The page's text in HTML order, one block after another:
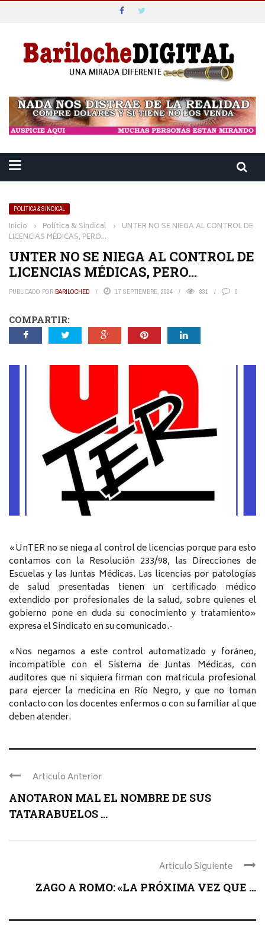
POLÍTICA & SINDICAL
Inicio › Política & Sindical › UNTER NO SE NIEGA AL CONTROL DE
LICENCIAS MÉDICAS, PERO…
UNTER NO SE NIEGA AL CONTROL DE
LICENCIAS MÉDICAS, PERO…
PUBLICADO POR BARILOCHED 17 SEPTIEMBRE, 2024 831 0
COMPARTIR:
«UnTER no se niega al control de licencias porque para esto
contamos con la Resolución 233/98, las Direcciones de
Escuelas y las Juntas Médicas. Las licencias por patologías
de salud presentadas tienen un certificado médico
extendido por profesionales de la salud, sobre quienes el
gobierno pone en duda su conocimiento y tratamiento»
expresa el Sindicato en su comunicado.-
«Nos negamos a este control automatizado y foráneo,
incompatible con el Sistema de Juntas Médicas, con
auditores que ni siquiera firman con matricula profesional
para ejercer la medicina en Río Negro, y que no toman
contacto con los docentes enfermos o con su familiar al que
deben atender.
Articulo Anterior
ANOTARON MAL EL NOMBRE DE SUS
TATARABUELOS ...
Articulo Siguiente
ZAGO A ROMO: «LA PRÓXIMA VEZ QUE ...